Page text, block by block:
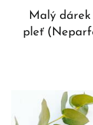
Malý dárek
pleť